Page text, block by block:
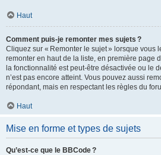
Haut
Comment puis-je remonter mes sujets ?
Cliquez sur « Remonter le sujet » lorsque vous
remonter en haut de la liste, en première page
la fonctionnalité est peut-être désactivée ou le
n’est pas encore atteint. Vous pouvez aussi
répondant, mais en respectant les règles du
Haut
Mise en forme et types de sujets
Qu’est-ce que le BBCode ?